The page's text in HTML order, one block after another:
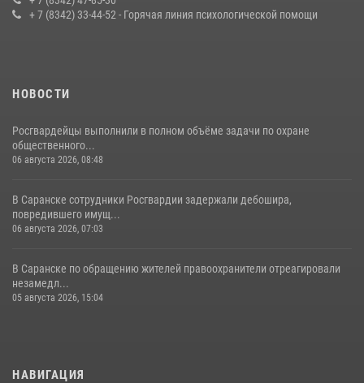
23 июля 2026, 11:54 4
+ 7 (8342) 33-44-52 - Горячая линия психологической помощи
НОВОСТИ
Росгвардейцы выполнили в полном объёме задачи по охране
общественного...
06 августа 2026, 08:48
В Саранске сотрудники Росгвардии задержали дебошира,
повредившего имущ...
06 августа 2026, 07:03
В Саранске по обращению жителей правоохранители отреагировали
незамедл...
05 августа 2026, 15:04
НАВИГАЦИЯ